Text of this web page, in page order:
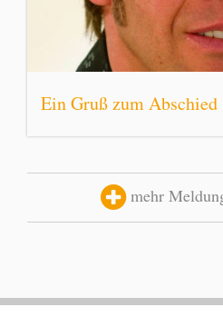
Ein Gruß zum Abschied
mehr